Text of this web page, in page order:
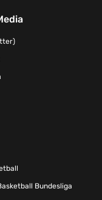
Bundesliga